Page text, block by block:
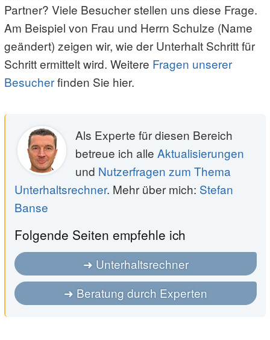
Partner? Viele Besucher stellen uns diese Frage.
Am Beispiel von Frau und Herrn Schulze (Name
geändert) zeigen wir, wie der Unterhalt Schritt für
Schritt ermittelt wird. Weitere Fragen unserer
Besucherfinden Sie hier.
Als Experte für diesen Bereich
betreue ich alle Aktualisierungen
und Nutzerfragen zum Thema
Unterhaltsrechner. Mehr über mich: Stefan
Banse
Folgende Seiten empfehle ich
Unterhaltsrechner
Beratung durch Experten